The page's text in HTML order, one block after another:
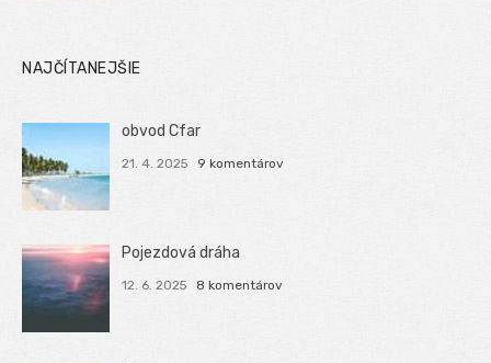
NAJČÍTANEJŠIE
obvod Cfar
21. 4. 2025 9 komentárov
Pojezdová dráha
12. 6. 2025 8 komentárov